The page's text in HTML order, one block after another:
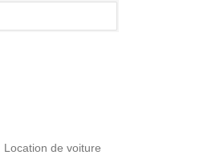
Location de voiture